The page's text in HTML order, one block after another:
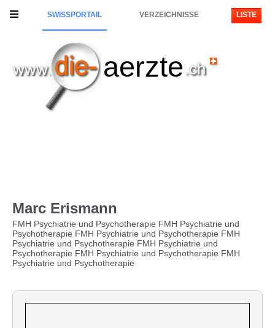
SWISSPORTAIL VERZEICHNISSE LISTE
aerzte
Marc Erismann
FMH Psychiatrie und Psychotherapie FMH Psychiatrie und
Psychotherapie FMH Psychiatrie und Psychotherapie FMH
Psychiatrie und Psychotherapie FMH Psychiatrie und
Psychotherapie FMH Psychiatrie und Psychotherapie FMH
Psychiatrie und Psychotherapie